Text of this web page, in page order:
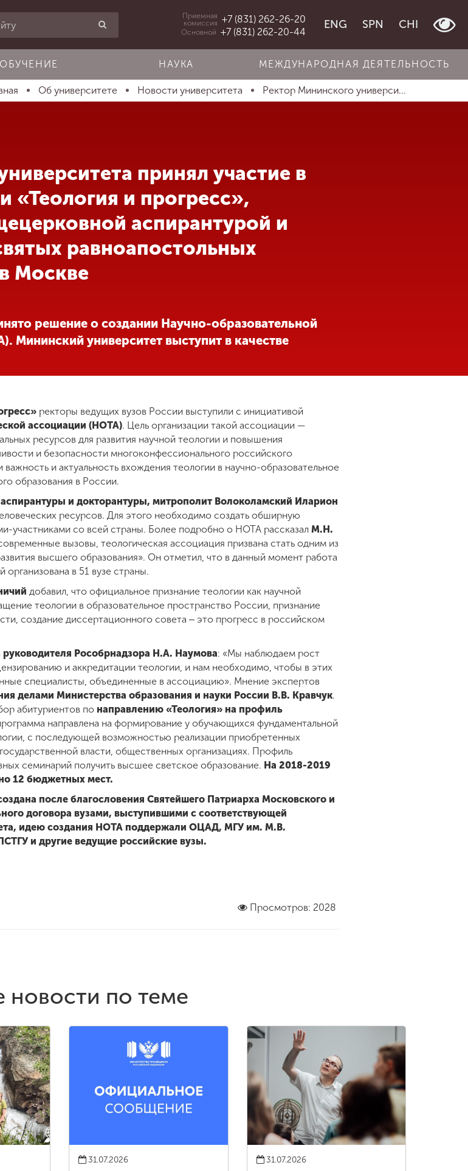
Приемная
комиссия +7 (831) 262-26-20
Основной +7 (831) 262-20-44
ENG SPN CHI
ОБУЧЕНИЕ НАУКА МЕЖДУНАРОДНАЯ ДЕЯТЕЛЬНОСТЬ
Об университете Новости университета Ректор Мининского универси...
принял участие в
«Теология и прогресс»,
аспирантурой и
равноапостольных
Москве
решение о создании Научно-образовательной
Мининский университет выступит в качестве
ректоры ведущих вузов России выступили с инициативой
ассоциации (НОТА). Цель организации такой ассоциации —
ресурсов для развития научной теологии и повышения
и безопасности многоконфессионального российского
и актуальность вхождения теологии в научно-образовательное
образования в России.
и докторантуры, митрополит Волоколамский Иларион
ресурсов. Для этого необходимо создать обширную
участниками со всей страны. Более подробно о НОТА рассказал М.Н.
вызовы, теологическая ассоциация призвана стать одним из
высшего образования». Он отметил, что в данный момент работа
организована в 51 вузе страны.
добавил, что официальное признание теологии как научной
теологии в образовательное пространство России, признание
создание диссертационного совета ‒ это прогресс в российском
руководителя Рособрнадзора Н.А. Наумова: «Мы наблюдаем рост
и аккредитации теологии, и нам необходимо, чтобы в этих
специалисты, объединенные в ассоциацию». Мнение экспертов
делами Министерства образования и науки России В.В. Кравчук.
абитуриентов по направлению «Теология» на профиль
направлена на формирование у обучающихся фундаментальной
с последующей возможностью реализации приобретенных
власти, общественных организациях. Профиль
семинарий получить высшее светское образование. На 2018-2019
12 бюджетных мест.
после благословения Святейшего Патриарха Московского и
договора вузами, выступившими с соответствующей
идею создания НОТА поддержали ОЦАД, МГУ им. М.В.
и другие ведущие российские вузы.
Просмотров: 2028
новости по теме
31.07.2026 31.07.2026